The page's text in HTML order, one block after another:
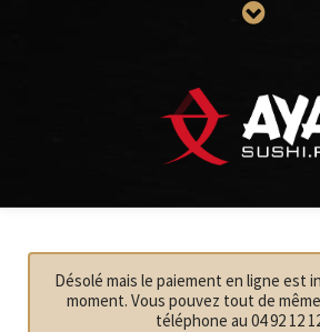
Désolé mais le paiement en ligne est
moment. Vous pouvez tout de
téléphone au 04 92 12